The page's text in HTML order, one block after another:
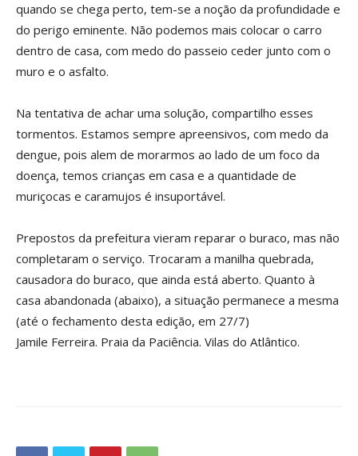
quando se chega perto, tem-se a noção da profundidade e
do perigo eminente. Não podemos mais colocar o carro
dentro de casa, com medo do passeio ceder junto com o
muro e o asfalto.
Na tentativa de achar uma solução, compartilho esses
tormentos. Estamos sempre apreensivos, com medo da
dengue, pois alem de morarmos ao lado de um foco da
doença, temos crianças em casa e a quantidade de
muriçocas e caramujos é insuportável.
Prepostos da prefeitura vieram reparar o buraco, mas não
completaram o serviço. Trocaram a manilha quebrada,
causadora do buraco, que ainda está aberto. Quanto à
casa abandonada (abaixo), a situação permanece a mesma
(até o fechamento desta edição, em 27/7)
Jamile Ferreira. Praia da Paciência. Vilas do Atlântico.